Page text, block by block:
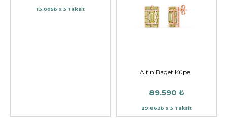
13.005₺ x 3 Taksit
Altın Baget Küpe
89.590 ₺
29.863₺ x 3 Taksit